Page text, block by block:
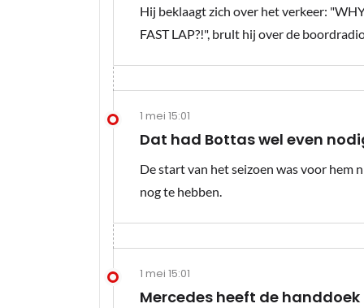
Hij beklaagt zich over het verkeer:
FAST LAP?!", brult hij over de
1 mei 15:01
Dat had Bottas wel even
De start van het seizoen was voor hem
nog te hebben.
1 mei 15:01
Mercedes heeft de